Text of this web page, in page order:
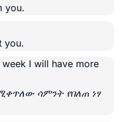
you.
you.
I will have more
ሳምንት የበለጠ ነፃ